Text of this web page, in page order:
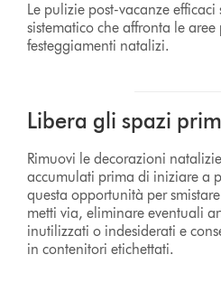
Le pulizie post-vacanze
sistematico che affronta le
festeggiamenti natalizi.
Libera gli spazi
Rimuovi le decorazioni
accumulati prima di iniziare a
questa opportunità per
metti via, eliminare eventuali
inutilizzati o indesiderati e
in contenitori etichettati.